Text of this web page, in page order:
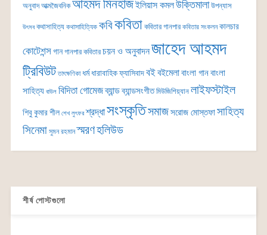
অনুবাদ আত্মজৈবনিক আহমদ মিনহাজইলিয়াস কমলউক্তিমালা উপন্যাস
উৎসব কথাসাহিত্য কথাসাহিত্যিক কবিকবিতা কবিতার গানপার কবিতার সংকলন কালচার
কোটেশন্সগান গানপার কবিতার চয়ন ও অনুবাদনজাহেদ আহমদ
ট্রিবিউট তাৎক্ষণিকা ধর্ম ধারাবাহিকফ্যাসিবাদবইবইমেলাবাংলা গানবাংলা
সাহিত্য বাউল বিদিতা গোমেজব্যান্ডব্যান্ডসংগীত মিউজিশিয়্যান লাইফস্টাইল
শিবু কুমার শীল শেখ লুৎফর শ্রদ্ধাসংস্কৃতিসমাজসরোজ মোস্তফাসাহিত্য
সিনেমা সুমন রহমান স্মরণহলিউড
শীর্ষ পোস্টগুলো